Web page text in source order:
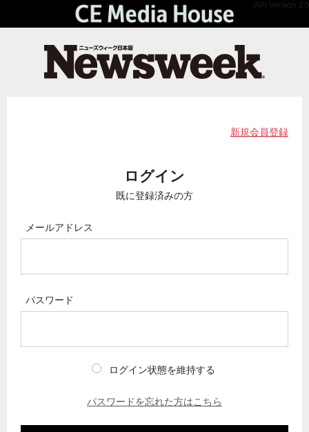
API Version 2.0
新規会員登録
ログイン
既に登録済みの方
メールアドレス
パスワード
ログイン状態を維持する
パスワードを忘れた方はこちら